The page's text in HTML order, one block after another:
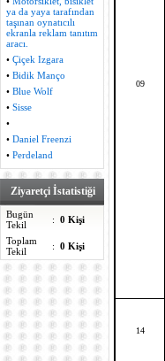
ya da yaya tarafından
taşınan oynatıcılı
ekranla reklam tanıtım
aracı.
• Çiçek Izgara
• Bidik Manço
• Blue Wolf
• Sisse
•
• Daniel Freenzi
• Perdeland
Ziyaretçi İstatistiği
Bugün
Tekil
: 0 Kişi
Toplam
Tekil
: 0 Kişi
09
14